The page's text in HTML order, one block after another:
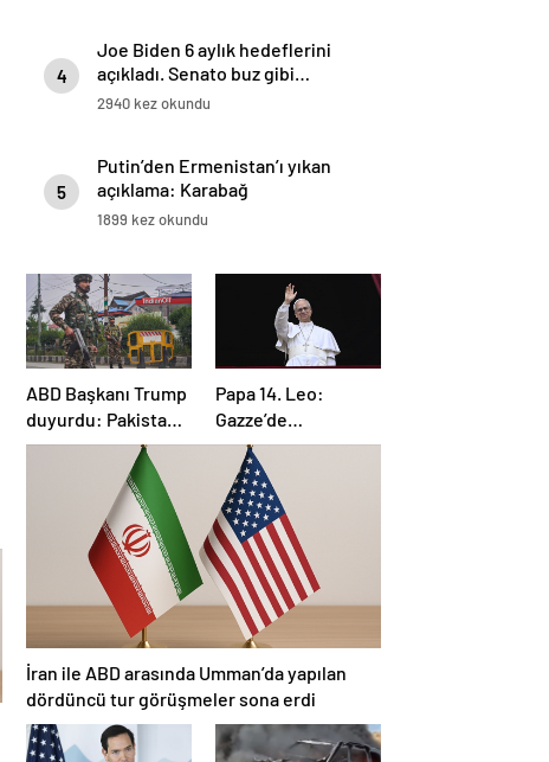
4
Joe Biden 6 aylık hedeflerini
açıkladı. Senato buz gibi…
2940 kez okundu
5
Putin’den Ermenistan’ı yıkan
açıklama: Karabağ
Azerbaycan’ın ayrılmaz bir
1899 kez okundu
ABD Başkanı Trump
duyurdu: Pakistan
ve Hindistan
arasında ateşkes
Papa 14. Leo:
Gazze’de
yaşananlardan
dolayı derin bir
üzüntü duyuyorum
İran ile ABD arasında Umman’da yapılan
dördüncü tur görüşmeler sona erdi